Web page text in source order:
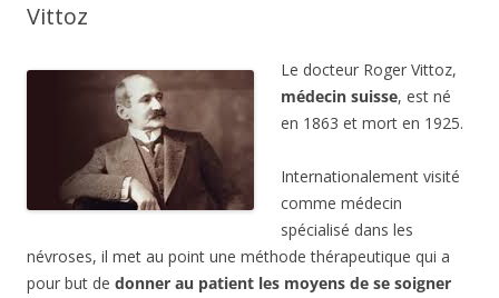
Vittoz
Le docteur Roger Vittoz,
médecin suisse, est né
en 1863 et mort en 1925.
Internationalement visité
comme médecin
spécialisé dans les
névroses, il met au point une méthode thérapeutique qui a
pour but de donner au patient les moyens de se soigner